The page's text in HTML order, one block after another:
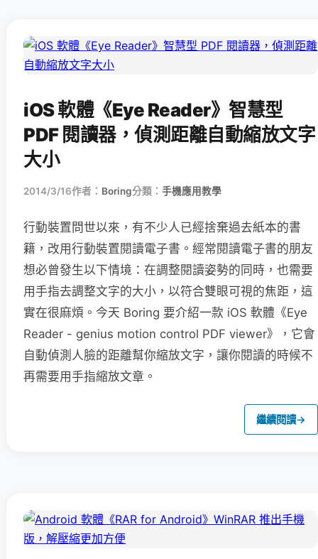
iOS 軟體《Eye Reader》智慧型
PDF 閱讀器，偵測距離自動縮放文字
大小
2014/3/16作者： Boring分類： 手機應用教學
行動裝置問世以來，有不少人已經捨棄過去紙本的書
籍，改用行動裝置閱讀電子書。經常閱讀電子書的朋友
想必曾發生以下情境：在調整閱讀姿勢的同時，也需要
用手指去調整文字的大小，以符合雙眼可視的焦距，這
實在很麻煩。今天 Boring 要介紹一款 iOS 軟體《Eye
Reader - genius motion control PDF viewer》，它會
自動偵測人臉的距離幫你縮放文字，讓你閱讀的時候不
再需要用手指縮放文章。
繼續閱讀→